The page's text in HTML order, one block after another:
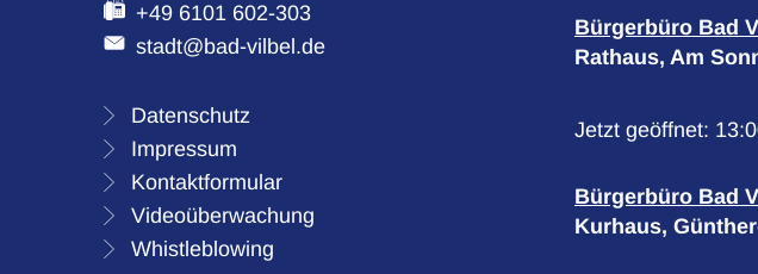
+49 6101 602-303
stadt@bad-vilbel.de
Datenschutz
Impressum
Kontaktformular
Videoüberwachung
Whistleblowing
Bürgerbüro Bad
Rathaus, Am
Klicken, um
Jetzt geöffnet:
Bürgerbüro Bad
Kurhaus,